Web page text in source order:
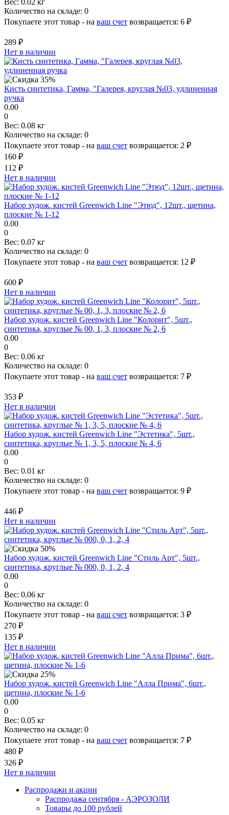
Количество на складе: 0
Покупаете этот товар - на ваш счет возвращается: 6 ₽
289 ₽
Нет в наличии
Кисть синтетика, Гамма, "Галерея, круглая №03, удлиненная
ручка
0.00
0
Вес: 0.08 кг
Количество на складе: 0
Покупаете этот товар - на ваш счет возвращается: 2 ₽
160 ₽
112 ₽
Нет в наличии
Набор худож. кистей Greenwich Line "Этюд", 12шт., щетина,
плоские № 1-12
0.00
0
Вес: 0.07 кг
Количество на складе: 0
Покупаете этот товар - на ваш счет возвращается: 12 ₽
600 ₽
Нет в наличии
Набор худож. кистей Greenwich Line "Колорит", 5шт.,
синтетика, круглые № 00, 1, 3, плоские № 2, 6
0.00
0
Вес: 0.06 кг
Количество на складе: 0
Покупаете этот товар - на ваш счет возвращается: 7 ₽
353 ₽
Нет в наличии
Набор худож. кистей Greenwich Line "Эстетика", 5шт.,
синтетика, круглые № 1, 3, 5, плоские № 4, 6
0.00
0
Вес: 0.01 кг
Количество на складе: 0
Покупаете этот товар - на ваш счет возвращается: 9 ₽
446 ₽
Нет в наличии
Набор худож. кистей Greenwich Line "Стиль Арт", 5шт.,
синтетика, круглые № 000, 0, 1, 2, 4
0.00
0
Вес: 0.06 кг
Количество на складе: 0
Покупаете этот товар - на ваш счет возвращается: 3 ₽
270 ₽
135 ₽
Нет в наличии
Набор худож. кистей Greenwich Line "Алла Прима", 6шт.,
щетина, плоские № 1-6
0.00
0
Вес: 0.05 кг
Количество на складе: 0
Покупаете этот товар - на ваш счет возвращается: 7 ₽
480 ₽
326 ₽
Нет в наличии
Распродажи и акции
Распродажа сентября - АЭРОЗОЛИ
Товары до 100 рублей